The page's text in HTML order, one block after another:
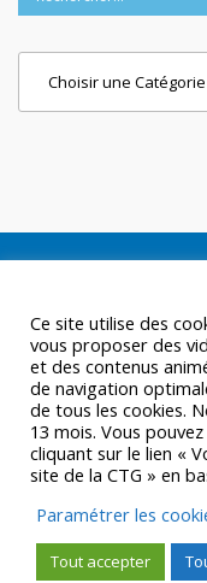
Ce site utilise des
vous proposer des
et des contenus
de navigation
de tous les cookies.
13 mois. Vous
cliquant sur le lien «
site de la CTG » en
Paramétrer les
Tout accepter